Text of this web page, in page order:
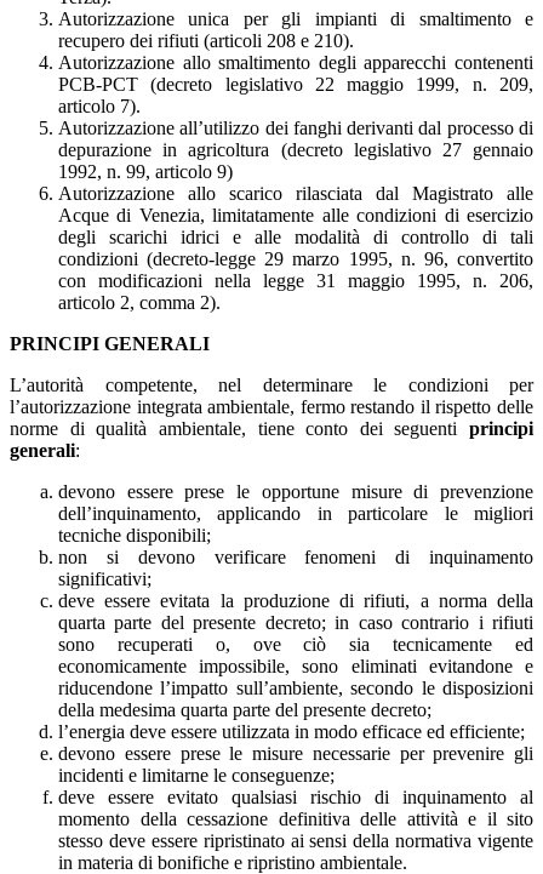
Autorizzazione unica per gli impianti di smaltimento e
recupero dei rifiuti (articoli 208 e 210).
Autorizzazione allo smaltimento degli apparecchi contenenti
PCB-PCT (decreto legislativo 22 maggio 1999, n. 209,
articolo 7).
Autorizzazione all’utilizzo dei fanghi derivanti dal processo di
depurazione in agricoltura (decreto legislativo 27 gennaio
1992, n. 99, articolo 9)
Autorizzazione allo scarico rilasciata dal Magistrato alle
Acque di Venezia, limitatamente alle condizioni di esercizio
degli scarichi idrici e alle modalità di controllo di tali
condizioni (decreto-legge 29 marzo 1995, n. 96, convertito
con modificazioni nella legge 31 maggio 1995, n. 206,
articolo 2, comma 2).
PRINCIPI GENERALI
L’autorità competente, nel determinare le condizioni per
l’autorizzazione integrata ambientale, fermo restando il rispetto delle
norme di qualità ambientale, tiene conto dei seguenti principi
generali:
devono essere prese le opportune misure di prevenzione
dell’inquinamento, applicando in particolare le migliori
tecniche disponibili;
non si devono verificare fenomeni di inquinamento
significativi;
deve essere evitata la produzione di rifiuti, a norma della
quarta parte del presente decreto; in caso contrario i rifiuti
sono recuperati o, ove ciò sia tecnicamente ed
economicamente impossibile, sono eliminati evitandone e
riducendone l’impatto sull’ambiente, secondo le disposizioni
della medesima quarta parte del presente decreto;
l’energia deve essere utilizzata in modo efficace ed efficiente;
devono essere prese le misure necessarie per prevenire gli
incidenti e limitarne le conseguenze;
deve essere evitato qualsiasi rischio di inquinamento al
momento della cessazione definitiva delle attività e il sito
stesso deve essere ripristinato ai sensi della normativa vigente
in materia di bonifiche e ripristino ambientale.